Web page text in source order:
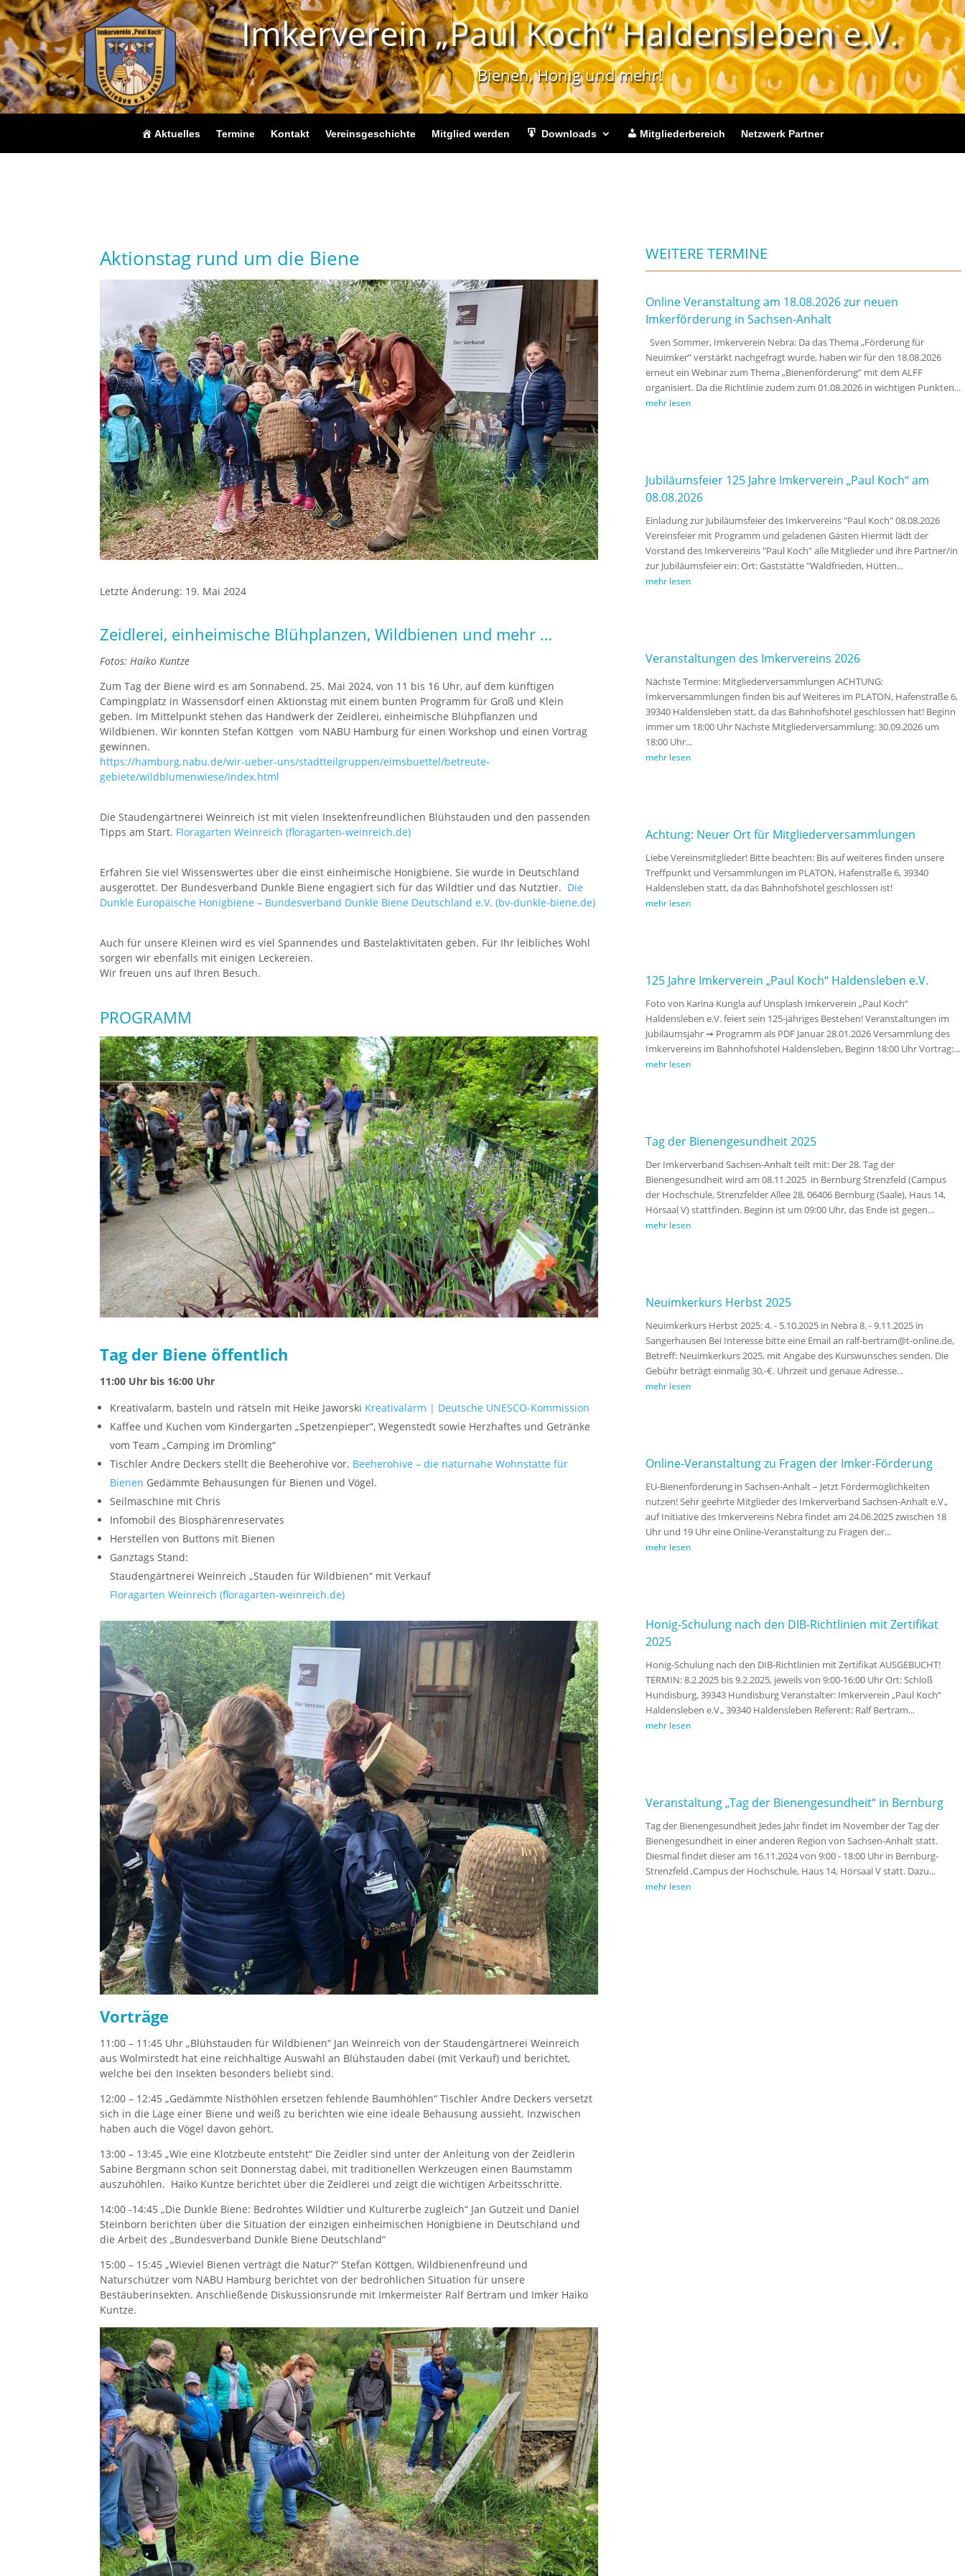
Imkerverein „Paul Koch“ Haldensleben e.V.
Bienen, Honig und mehr!
Aktuelles Termine Kontakt Vereinsgeschichte Mitglied werden Downloads Mitgliederbereich Netzwerk Partner
Aktionstag rund um die Biene
Letzte Änderung: 19. Mai 2024
Zeidlerei, einheimische Blühplanzen, Wildbienen und mehr …
Fotos: Haiko Kuntze
Zum Tag der Biene wird es am Sonnabend, 25. Mai 2024, von 11 bis 16 Uhr, auf dem künftigen
Campingplatz in Wassensdorf einen Aktionstag mit einem bunten Programm für Groß und Klein
geben. Im Mittelpunkt stehen das Handwerk der Zeidlerei, einheimische Blühpflanzen und
Wildbienen. Wir konnten Stefan Köttgen vom NABU Hamburg für einen Workshop und einen Vortrag
gewinnen.
https://hamburg.nabu.de/wir-ueber-uns/stadtteilgruppen/eimsbuettel/betreute-
gebiete/wildblumenwiese/index.html
Die Staudengärtnerei Weinreich ist mit vielen Insektenfreundlichen Blühstauden und den passenden
Tipps am Start. Floragarten Weinreich (floragarten-weinreich.de)
Erfahren Sie viel Wissenswertes über die einst einheimische Honigbiene. Sie wurde in Deutschland
ausgerottet. Der Bundesverband Dunkle Biene engagiert sich für das Wildtier und das Nutztier. Die
Dunkle Europäische Honigbiene – Bundesverband Dunkle Biene Deutschland e.V. (bv-dunkle-biene.de)
Auch für unsere Kleinen wird es viel Spannendes und Bastelaktivitäten geben. Für Ihr leibliches Wohl
sorgen wir ebenfalls mit einigen Leckereien.
Wir freuen uns auf Ihren Besuch.
PROGRAMM
Tag der Biene öffentlich
11:00 Uhr bis 16:00 Uhr
Kreativalarm, basteln und rätseln mit Heike Jaworski Kreativalarm | Deutsche UNESCO-Kommission
Kaffee und Kuchen vom Kindergarten „Spetzenpieper“, Wegenstedt sowie Herzhaftes und Getränke
vom Team „Camping im Drömling“
Tischler Andre Deckers stellt die Beeherohive vor. Beeherohive – die naturnahe Wohnstätte für
Bienen Gedämmte Behausungen für Bienen und Vögel.
Seilmaschine mit Chris
Infomobil des Biosphärenreservates
Herstellen von Buttons mit Bienen
Ganztags Stand:
Staudengärtnerei Weinreich „Stauden für Wildbienen“ mit Verkauf
Floragarten Weinreich (floragarten-weinreich.de)
Vorträge
11:00 – 11:45 Uhr „Blühstauden für Wildbienen“ Jan Weinreich von der Staudengärtnerei Weinreich
aus Wolmirstedt hat eine reichhaltige Auswahl an Blühstauden dabei (mit Verkauf) und berichtet,
welche bei den Insekten besonders beliebt sind.
12:00 – 12:45 „Gedämmte Nisthöhlen ersetzen fehlende Baumhöhlen“ Tischler Andre Deckers versetzt
sich in die Lage einer Biene und weiß zu berichten wie eine ideale Behausung aussieht. Inzwischen
haben auch die Vögel davon gehört.
13:00 – 13:45 „Wie eine Klotzbeute entsteht“ Die Zeidler sind unter der Anleitung von der Zeidlerin
Sabine Bergmann schon seit Donnerstag dabei, mit traditionellen Werkzeugen einen Baumstamm
auszuhöhlen. Haiko Kuntze berichtet über die Zeidlerei und zeigt die wichtigen Arbeitsschritte.
14:00 -14:45 „Die Dunkle Biene: Bedrohtes Wildtier und Kulturerbe zugleich“ Jan Gutzeit und Daniel
Steinborn berichten über die Situation der einzigen einheimischen Honigbiene in Deutschland und
die Arbeit des „Bundesverband Dunkle Biene Deutschland“
15:00 – 15:45 „Wieviel Bienen verträgt die Natur?“ Stefan Köttgen, Wildbienenfreund und
Naturschützer vom NABU Hamburg berichtet von der bedrohlichen Situation für unsere
Bestäuberinsekten. Anschließende Diskussionsrunde mit Imkermeister Ralf Bertram und Imker Haiko
Kuntze.
WEITERE TERMINE
Online Veranstaltung am 18.08.2026 zur neuen
Imkerförderung in Sachsen-Anhalt
Sven Sommer, Imkerverein Nebra: Da das Thema „Förderung für
Neuimker” verstärkt nachgefragt wurde, haben wir für den 18.08.2026
erneut ein Webinar zum Thema „Bienenförderung” mit dem ALFF
organisiert. Da die Richtlinie zudem zum 01.08.2026 in wichtigen Punkten...
mehr lesen
Jubiläumsfeier 125 Jahre Imkerverein „Paul Koch“ am
08.08.2026
Einladung zur Jubiläumsfeier des Imkervereins "Paul Koch" 08.08.2026
Vereinsfeier mit Programm und geladenen Gästen Hiermit lädt der
Vorstand des Imkervereins "Paul Koch" alle Mitglieder und ihre Partner/in
zur Jubiläumsfeier ein: Ort: Gaststätte "Waldfrieden, Hütten...
mehr lesen
Veranstaltungen des Imkervereins 2026
Nächste Termine: Mitgliederversammlungen ACHTUNG:
Imkerversammlungen finden bis auf Weiteres im PLATON, Hafenstraße 6,
39340 Haldensleben statt, da das Bahnhofshotel geschlossen hat! Beginn
immer um 18:00 Uhr Nächste Mitgliederversammlung: 30.09.2026 um
18:00 Uhr...
mehr lesen
Achtung: Neuer Ort für Mitgliederversammlungen
Liebe Vereinsmitglieder! Bitte beachten: Bis auf weiteres finden unsere
Treffpunkt und Versammlungen im PLATON, Hafenstraße 6, 39340
Haldensleben statt, da das Bahnhofshotel geschlossen ist!
mehr lesen
125 Jahre Imkerverein „Paul Koch“ Haldensleben e.V.
Foto von Karina Kungla auf Unsplash Imkerverein „Paul Koch“
Haldensleben e.V. feiert sein 125-jähriges Bestehen! Veranstaltungen im
Jubiläumsjahr ➞ Programm als PDF Januar 28.01.2026 Versammlung des
Imkervereins im Bahnhofshotel Haldensleben, Beginn 18:00 Uhr Vortrag:...
mehr lesen
Tag der Bienengesundheit 2025
Der Imkerverband Sachsen-Anhalt teilt mit: Der 28. Tag der
Bienengesundheit wird am 08.11.2025 in Bernburg Strenzfeld (Campus
der Hochschule, Strenzfelder Allee 28, 06406 Bernburg (Saale), Haus 14,
Hörsaal V) stattfinden. Beginn ist um 09:00 Uhr, das Ende ist gegen...
mehr lesen
Neuimkerkurs Herbst 2025
Neuimkerkurs Herbst 2025: 4. - 5.10.2025 in Nebra 8. - 9.11.2025 in
Sangerhausen Bei Interesse bitte eine Email an ralf-bertram@t-online.de,
Betreff: Neuimkerkurs 2025, mit Angabe des Kurswunsches senden. Die
Gebühr beträgt einmalig 30,-€. Uhrzeit und genaue Adresse...
mehr lesen
Online-Veranstaltung zu Fragen der Imker-Förderung
EU-Bienenförderung in Sachsen-Anhalt – Jetzt Fördermöglichkeiten
nutzen! Sehr geehrte Mitglieder des Imkerverband Sachsen-Anhalt e.V.,
auf Initiative des Imkervereins Nebra findet am 24.06.2025 zwischen 18
Uhr und 19 Uhr eine Online-Veranstaltung zu Fragen der...
mehr lesen
Honig-Schulung nach den DIB-Richtlinien mit Zertifikat
2025
Honig-Schulung nach den DIB-Richtlinien mit Zertifikat AUSGEBUCHT!
TERMIN: 8.2.2025 bis 9.2.2025, jeweils von 9:00-16:00 Uhr Ort: Schloß
Hundisburg, 39343 Hundisburg Veranstalter: Imkerverein „Paul Koch“
Haldensleben e.V., 39340 Haldensleben Referent: Ralf Bertram...
mehr lesen
Veranstaltung „Tag der Bienengesundheit“ in Bernburg
Tag der Bienengesundheit Jedes Jahr findet im November der Tag der
Bienengesundheit in einer anderen Region von Sachsen-Anhalt statt.
Diesmal findet dieser am 16.11.2024 von 9:00 - 18:00 Uhr in Bernburg-
Strenzfeld ,Campus der Hochschule, Haus 14, Hörsaal V statt. Dazu...
mehr lesen